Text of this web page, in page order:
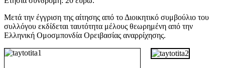
Μετά την έγγριση της αίτησης από το Διοικητικό συμβούλιο του
συλλόγου εκδίδεται ταυτότητα μέλους θεωρημένη από την
Ελληνική Ομοσμπονδία Ορειβασίας αναρρίχησης.